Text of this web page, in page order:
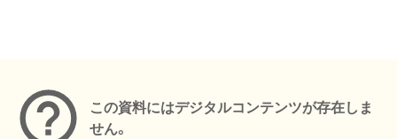
この資料にはデジタルコンテンツが存在しま
せん。